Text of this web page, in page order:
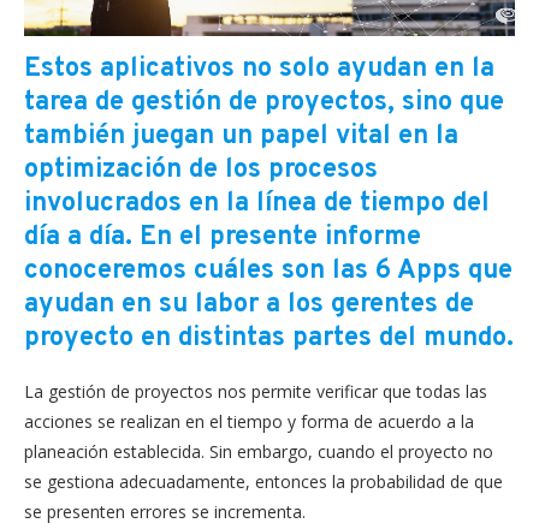
Estos aplicativos no solo ayudan en la
tarea de gestión de proyectos, sino que
también juegan un papel vital en la
optimización de los procesos
involucrados en la línea de tiempo del
día a día. En el presente informe
conoceremos cuáles son las 6 Apps que
ayudan en su labor a los gerentes de
proyecto en distintas partes del mundo.
La gestión de proyectos nos permite verificar que todas las
acciones se realizan en el tiempo y forma de acuerdo a la
planeación establecida. Sin embargo, cuando el proyecto no
se gestiona adecuadamente, entonces la probabilidad de que
se presenten errores se incrementa.